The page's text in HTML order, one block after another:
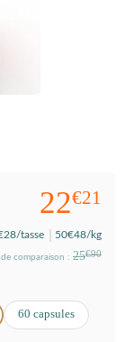
22€21
/tasse 50€48/kg
de comparaison : 25€90
60 capsules